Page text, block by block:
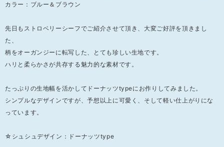
カラー：ブルー＆ブラウン
先日もストロベリーシーフでご紹介させて頂き、大変ご好評を頂きまし
た、
柄をオーガンジーに転写した、とても珍しい生地です。
ハリと柔らかさが共存する魅力的な素材です。
たっぷりの生地幅を活かしてドーナッツtypeにお作りしてみました。
シンプルなデザインですが、予想以上に可愛く、そして軽い仕上がりにな
っています。
☆シュシュデザイン：ドーナッツtype